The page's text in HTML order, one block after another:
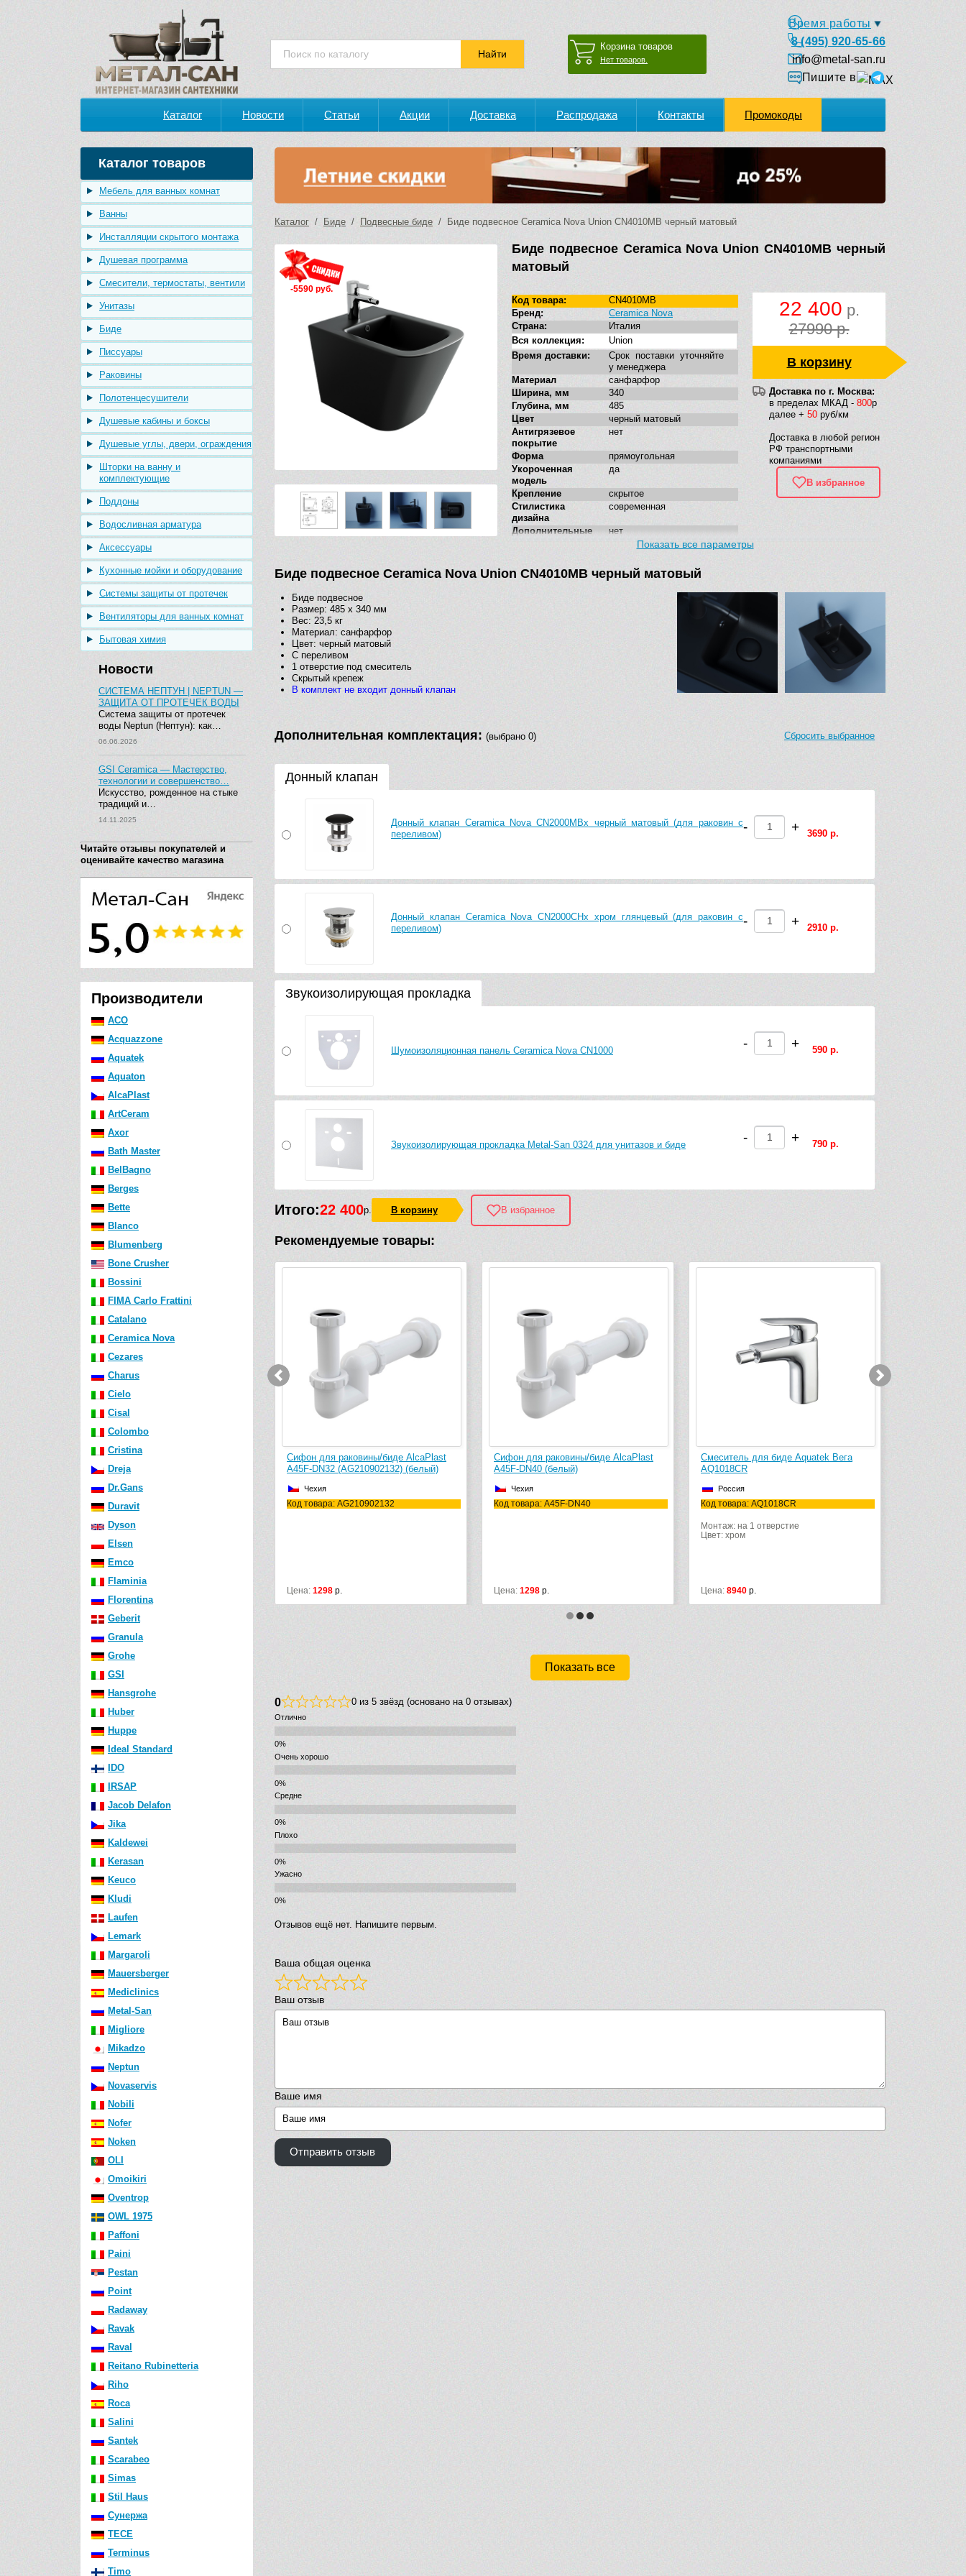
Корзина товаров
Нет товаров.
Время работы
8 (495) 920-65-66
info@metal-san.ru
Пишите в
Каталог Новости Статьи Акции Доставка Распродажа Контакты Промокоды
Каталог товаров
Мебель для ванных комнат
Ванны
Инсталляции скрытого монтажа
Душевая программа
Смесители, термостаты, вентили
Унитазы
Биде
Писсуары
Раковины
Полотенцесушители
Душевые кабины и боксы
Душевые углы, двери, ограждения
Шторки на ванну и
комплектующие
Поддоны
Водосливная арматура
Аксессуары
Кухонные мойки и оборудование
Системы защиты от протечек
Вентиляторы для ванных комнат
Бытовая химия
Новости
СИСТЕМА НЕПТУН | NEPTUN —
ЗАЩИТА ОТ ПРОТЕЧЕК ВОДЫ
Система защиты от протечек
воды Neptun (Нептун): как…
06.06.2026
GSI Ceramica — Мастерство,
технологии и совершенство…
Искусство, рожденное на стыке
традиций и…
14.11.2025
Читайте отзывы покупателей и
оценивайте качество магазина
Производители
ACO
Acquazzone
Aquatek
Aquaton
AlcaPlast
ArtCeram
Axor
Bath Master
BelBagno
Berges
Bette
Blanco
Blumenberg
Bone Crusher
Bossini
FIMA Carlo Frattini
Catalano
Ceramica Nova
Cezares
Charus
Cielo
Cisal
Colombo
Cristina
Dreja
Dr.Gans
Duravit
Dyson
Elsen
Emco
Flaminia
Florentina
Geberit
Granula
Grohe
GSI
Hansgrohe
Huber
Huppe
Ideal Standard
IDO
IRSAP
Jacob Delafon
Jika
Kaldewei
Kerasan
Keuco
Kludi
Laufen
Lemark
Margaroli
Mauersberger
Mediclinics
Metal-San
Migliore
Mikadzo
Neptun
Novaservis
Nobili
Nofer
Noken
OLI
Omoikiri
Oventrop
OWL 1975
Paffoni
Paini
Pestan
Point
Radaway
Ravak
Raval
Reitano Rubinetteria
Riho
Roca
Salini
Santek
Scarabeo
Simas
Stil Haus
Сунержа
TECE
Terminus
Timo
Каталог / Биде / Подвесные биде / Биде подвесное Ceramica Nova Union CN4010MB черный матовый
-5590 руб.
Биде подвесное Ceramica Nova Union CN4010MB черный
матовый
22 400 р.
27990 р.
В корзину
Доставка по г. Москва:
в пределах МКАД - 800р
далее + 50 руб/км
Доставка в любой регион
РФ транспортными
компаниями
В избранное
Код товара:
CN4010MB
Бренд:
Ceramica Nova
Страна:
Италия
Вся коллекция:
Union
Время доставки:
Срок поставки уточняйте
у менеджера
Материал
санфарфор
Ширина, мм
340
Глубина, мм
485
Цвет
черный матовый
Антигрязевое
покрытие
нет
Форма
прямоугольная
Укороченная
модель
да
Крепление
скрытое
Стилистика
дизайна
современная
Дополнительные
нет
Показать все параметры
Биде подвесное Ceramica Nova Union CN4010MB черный матовый
Биде подвесное
Размер: 485 х 340 мм
Вес: 23,5 кг
Материал: санфарфор
Цвет: черный матовый
С переливом
1 отверстие под смеситель
Скрытый крепеж
В комплект не входит донный клапан
Дополнительная комплектация: (выбрано 0) Сбросить выбранное
Донный клапан
Донный клапан Ceramica Nova CN2000MBx черный матовый (для раковин с
переливом)
- + 3690 р.
Донный клапан Ceramica Nova CN2000CHx хром глянцевый (для раковин с
переливом)
- + 2910 р.
Звукоизолирующая прокладка
Шумоизоляционная панель Ceramica Nova CN1000 - + 590 р.
Звукоизолирующая прокладка Metal-San 0324 для унитазов и биде - + 790 р.
Итого:22 400р. В корзину В избранное
Рекомендуемые товары:
-260 руб.
Сифон для биде Viega 120337
Код товара: 120377
Сифон для раковины/биде AlcaPlast
A45F-DN32 (AG210902132) (белый)
Чехия
Код товара: AG210902132
Цена: 1298 р.
Сифон для раковины/биде AlcaPlast
A45F-DN40 (белый)
Чехия
Код товара: A45F-DN40
Цена: 1298 р.
Смеситель для биде Aquatek Вега
AQ1018CR
Россия
Код товара: AQ1018CR
Монтаж: на 1 отверстие
Цвет: хром
Цена: 8940 р.
Код товара:
Показать все
0 0 из 5 звёзд (основано на 0 отзывах)
Отлично
Очень хорошо
Средне
Плохо
Ужасно
Отзывов ещё нет. Напишите первым.
Ваша общая оценка
Ваш отзыв
Ваше имя
Отправить отзыв